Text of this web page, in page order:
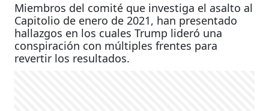
Miembros del comité que investiga el asalto al
Capitolio de enero de 2021, han presentado
hallazgos en los cuales Trump lideró una
conspiración con múltiples frentes para
revertir los resultados.